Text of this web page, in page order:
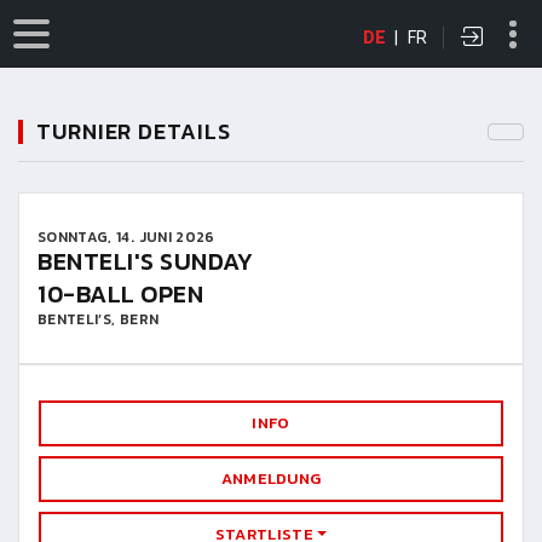
DE | FR
TURNIER DETAILS
SONNTAG, 14. JUNI 2026
BENTELI'S SUNDAY
10-BALL OPEN
BENTELI’S, BERN
INFO
ANMELDUNG
STARTLISTE